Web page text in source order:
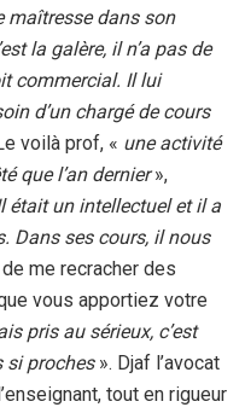
maîtresse dans son
la galère, il n’a pas de
commercial. Il lui
d’un chargé de cours
voilà prof, « une activité
que l’an dernier»,
était un intellectuel et il a
Dans ses cours, il nous
de me recracher des
vous apportiez votre
pris au sérieux, c’est
si proches ». Djaf l’avocat
tout en rigueur